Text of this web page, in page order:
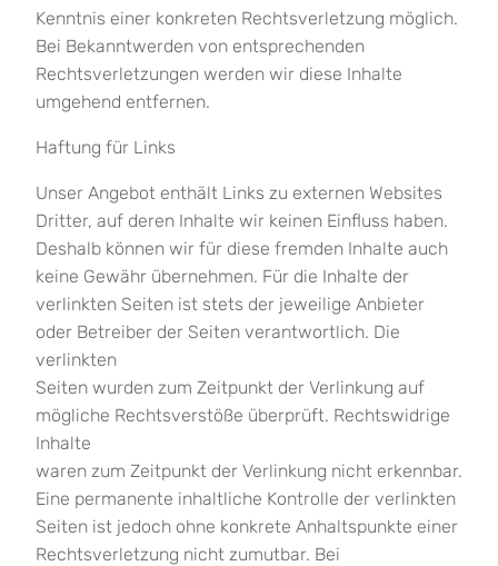
Kenntnis einer konkreten Rechtsverletzung möglich.
Bei Bekanntwerden von entsprechenden
Rechtsverletzungen werden wir diese Inhalte
umgehend entfernen.
Haftung für Links
Unser Angebot enthält Links zu externen Websites
Dritter, auf deren Inhalte wir keinen Einfluss haben.
Deshalb können wir für diese fremden Inhalte auch
keine Gewähr übernehmen. Für die Inhalte der
verlinkten Seiten ist stets der jeweilige Anbieter
oder Betreiber der Seiten verantwortlich. Die
verlinkten
Seiten wurden zum Zeitpunkt der Verlinkung auf
mögliche Rechtsverstöße überprüft. Rechtswidrige
Inhalte
waren zum Zeitpunkt der Verlinkung nicht erkennbar.
Eine permanente inhaltliche Kontrolle der verlinkten
Seiten ist jedoch ohne konkrete Anhaltspunkte einer
Rechtsverletzung nicht zumutbar. Bei